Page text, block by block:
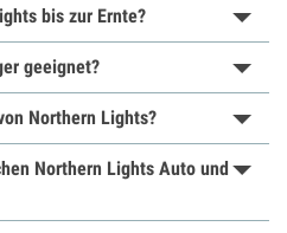
bis zur Ernte?
geeignet?
Northern Lights?
Northern Lights Auto und